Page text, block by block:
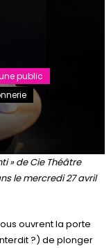
public
» de Cie Théâtre
le mercredi 27 avril
ouvrent la porte
?) de plonger